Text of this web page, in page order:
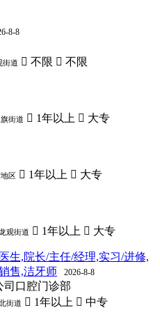
8-8
街道  不限  不限
街道  1年以上  大专
地区  1年以上  大专
观街道  1年以上  大专
生,院长/主任/经理,实习/进修,
售,洁牙师
2026-8-8
司口腔门诊部
街道  1年以上  中专